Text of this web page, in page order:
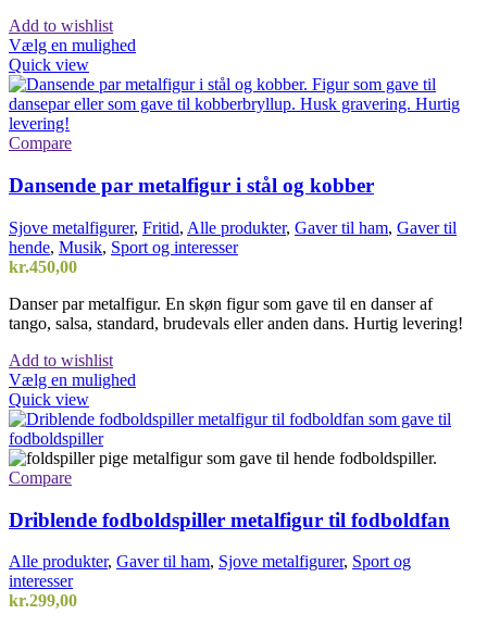
Add to wishlist
Vælg en mulighed
Quick view
Compare
Dansende par metalfigur i stål og kobber
Sjove metalfigurer, Fritid, Alle produkter, Gaver til ham, Gaver til
hende, Musik, Sport og interesser
kr.450,00
Danser par metalfigur. En skøn figur som gave til en danser af
tango, salsa, standard, brudevals eller anden dans. Hurtig levering!
Add to wishlist
Vælg en mulighed
Quick view
Compare
Driblende fodboldspiller metalfigur til fodboldfan
Alle produkter, Gaver til ham, Sjove metalfigurer, Sport og
interesser
kr.299,00